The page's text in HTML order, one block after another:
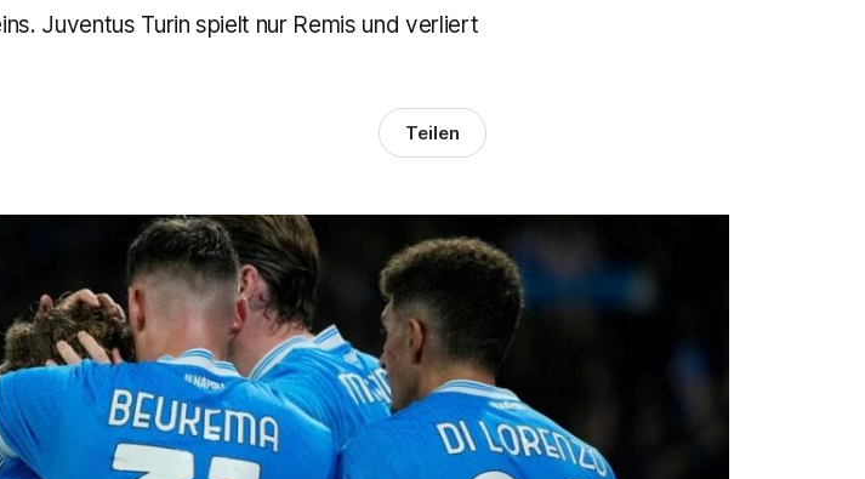
Juventus Turin spielt nur Remis und verliert
Teilen